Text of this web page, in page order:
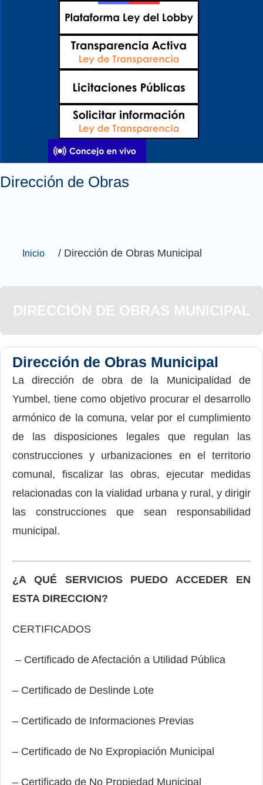
Dirección de Obras
Inicio / Dirección de Obras Municipal
DIRECCIÓN DE OBRAS MUNICIPAL
Dirección de Obras Municipal
La dirección de obra de la Municipalidad de
Yumbel, tiene como objetivo procurar el desarrollo
armónico de la comuna, velar por el cumplimiento
de las disposiciones legales que regulan las
construcciones y urbanizaciones en el territorio
comunal, fiscalizar las obras, ejecutar medidas
relacionadas con la vialidad urbana y rural, y dirigir
las construcciones que sean responsabilidad
municipal.
¿A QUÉ SERVICIOS PUEDO ACCEDER EN
ESTA DIRECCION?
CERTIFICADOS
– Certificado de Afectación a Utilidad Pública
– Certificado de Deslinde Lote
– Certificado de Informaciones Previas
– Certificado de No Expropiación Municipal
– Certificado de No Propiedad Municipal